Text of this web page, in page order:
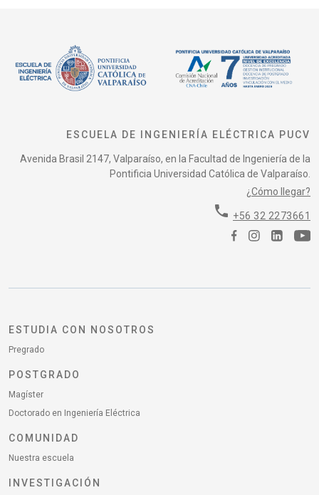
ESCUELA DE INGENIERÍA ELÉCTRICA PUCV
Avenida Brasil 2147, Valparaíso, en la Facultad de Ingeniería de la
Pontificia Universidad Católica de Valparaíso.
¿Cómo llegar?
phone +56 32 2273661
ESTUDIA CON NOSOTROS
Pregrado
POSTGRADO
Magíster
Doctorado en Ingeniería Eléctrica
COMUNIDAD
Nuestra escuela
INVESTIGACIÓN